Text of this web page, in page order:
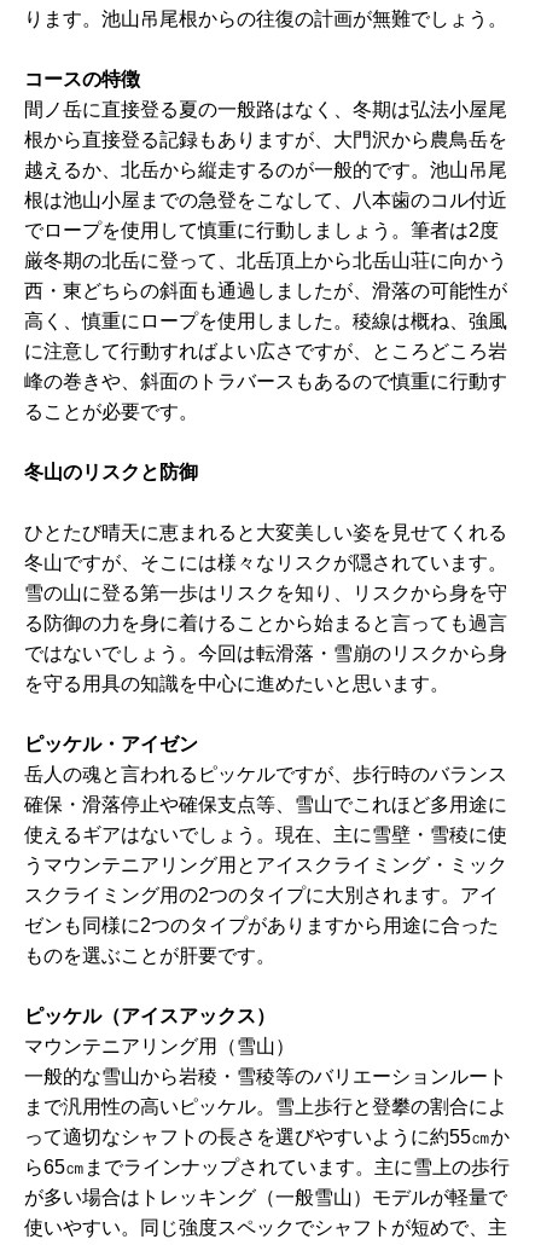
ります。池山吊尾根からの往復の計画が無難でしょう。
コースの特徴
間ノ岳に直接登る夏の一般路はなく、冬期は弘法小屋尾
根から直接登る記録もありますが、大門沢から農鳥岳を
越えるか、北岳から縦走するのが一般的です。池山吊尾
根は池山小屋までの急登をこなして、八本歯のコル付近
でロープを使用して慎重に行動しましょう。筆者は2度
厳冬期の北岳に登って、北岳頂上から北岳山荘に向かう
西・東どちらの斜面も通過しましたが、滑落の可能性が
高く、慎重にロープを使用しました。稜線は概ね、強風
に注意して行動すればよい広さですが、ところどころ岩
峰の巻きや、斜面のトラバースもあるので慎重に行動す
ることが必要です。
冬山のリスクと防御
ひとたび晴天に恵まれると大変美しい姿を見せてくれる
冬山ですが、そこには様々なリスクが隠されています。
雪の山に登る第一歩はリスクを知り、リスクから身を守
る防御の力を身に着けることから始まると言っても過言
ではないでしょう。今回は転滑落・雪崩のリスクから身
を守る用具の知識を中心に進めたいと思います。
ピッケル・アイゼン
岳人の魂と言われるピッケルですが、歩行時のバランス
確保・滑落停止や確保支点等、雪山でこれほど多用途に
使えるギアはないでしょう。現在、主に雪壁・雪稜に使
うマウンテニアリング用とアイスクライミング・ミック
スクライミング用の2つのタイプに大別されます。アイ
ゼンも同様に2つのタイプがありますから用途に合った
ものを選ぶことが肝要です。
ピッケル（アイスアックス）
マウンテニアリング用（雪山）
一般的な雪山から岩稜・雪稜等のバリエーションルート
まで汎用性の高いピッケル。雪上歩行と登攀の割合によ
って適切なシャフトの長さを選びやすいように約55㎝か
ら65㎝までラインナップされています。主に雪上の歩行
が多い場合はトレッキング（一般雪山）モデルが軽量で
使いやすい。同じ強度スペックでシャフトが短めで、主